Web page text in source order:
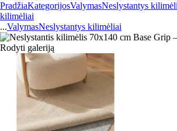
PradžiaKategorijosValymasNeslystantys
kilimėliai
...ValymasNeslystantys kilimėliai
Rodyti galeriją